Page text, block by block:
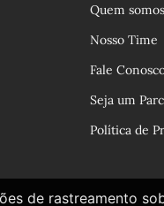
Quem somos
Nosso Time
Fale
Seja um
Política de
de rastreamento